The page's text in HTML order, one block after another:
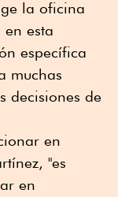
la oficina
esta
específica
muchas
decisiones de
en
"es
en